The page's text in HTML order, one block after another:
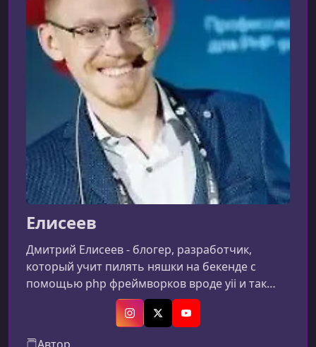
Магазин на Yii2 - Часть 9
УРОК 10. 04:52:54
Магазин на Yii2 - Часть 10
Магазин на Yii2 - Часть 11
Елисеев
Дмитрий Елисеев - блогер, разработчик,
который учит пилять няшки на бекенде с
помощью php фреймворков вроде yii и так
InstagramX (Twitter)YouTube
Автор